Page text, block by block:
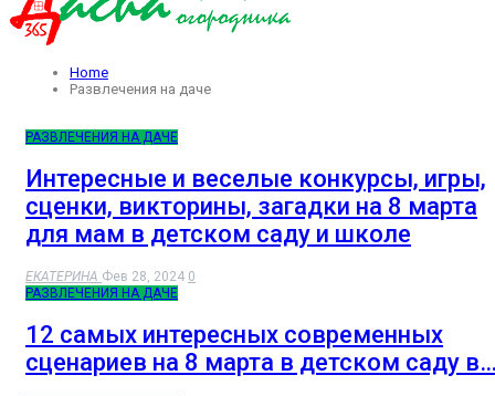
Home
Развлечения на даче
РАЗВЛЕЧЕНИЯ НА ДАЧЕ
Интересные и веселые конкурсы, игры,
сценки, викторины, загадки на 8 марта
для мам в детском саду и школе
ЕКАТЕРИНА Фев 28, 2024 0
РАЗВЛЕЧЕНИЯ НА ДАЧЕ
12 самых интересных современных
сценариев на 8 марта в детском саду